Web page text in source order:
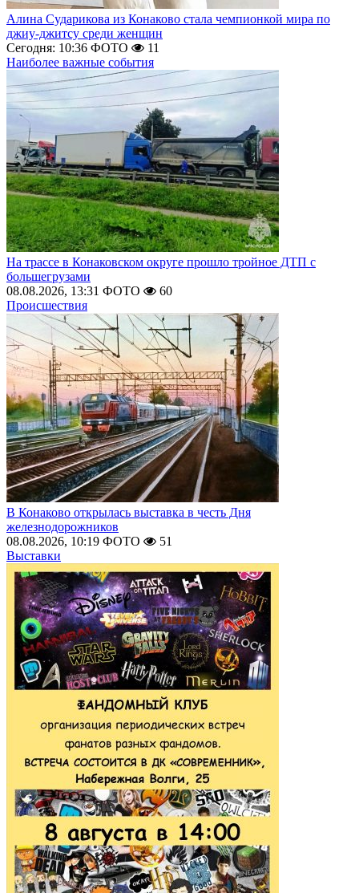
Алина Сударикова из Конаково стала чемпионкой мира по
джиу-джитсу среди женщин
Сегодня: 10:36 ФОТО
11
Наиболее важные события
На трассе в Конаковском округе прошло тройное ДТП с
большегрузами
08.08.2026, 13:31 ФОТО
60
Происшествия
В Конаково открылась выставка в честь Дня
железнодорожников
08.08.2026, 10:19 ФОТО
51
Выставки